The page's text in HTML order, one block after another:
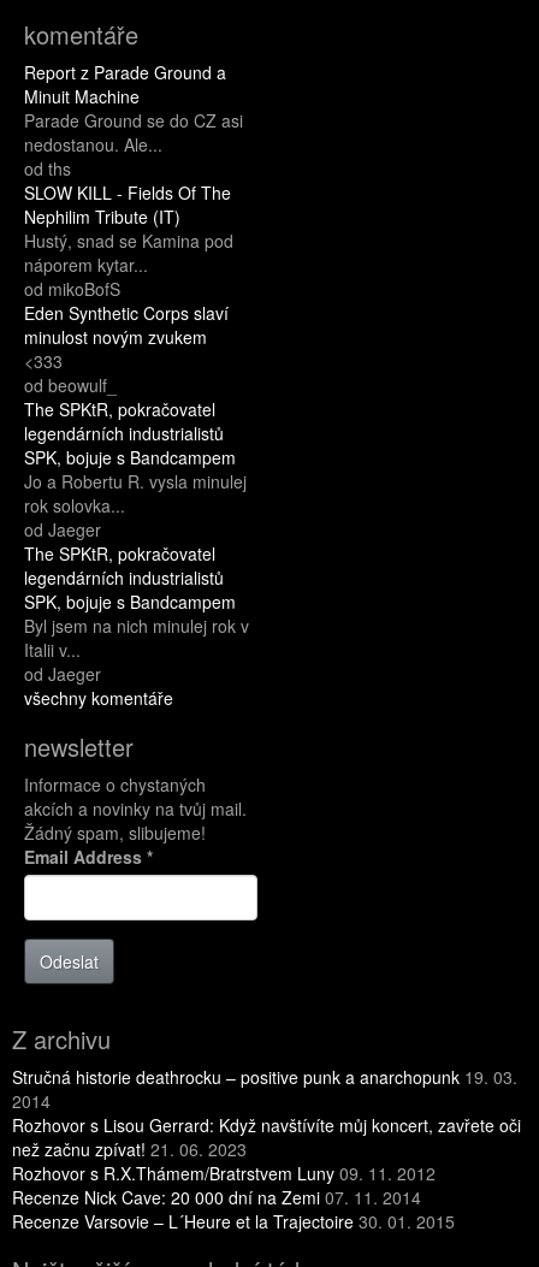
komentáře
Report z Parade Ground a
Minuit Machine
Parade Ground se do CZ asi
nedostanou. Ale...
od ths
SLOW KILL - Fields Of The
Nephilim Tribute (IT)
Hustý, snad se Kamina pod
náporem kytar...
od mikoBofS
Eden Synthetic Corps slaví
minulost novým zvukem
<333
od beowulf_
The SPKtR, pokračovatel
legendárních industrialistů
SPK, bojuje s Bandcampem
Jo a Robertu R. vysla minulej
rok solovka...
od Jaeger
The SPKtR, pokračovatel
legendárních industrialistů
SPK, bojuje s Bandcampem
Byl jsem na nich minulej rok v
Italii v...
od Jaeger
všechny komentáře
newsletter
Informace o chystaných
akcích a novinky na tvůj mail.
Žádný spam, slibujeme!
Email Address *
Odeslat
Z archivu
Stručná historie deathrocku – positive punk a anarchopunk 19. 03.
2014
Rozhovor s Lisou Gerrard: Když navštívíte můj koncert, zavřete oči
než začnu zpívat! 21. 06. 2023
Rozhovor s R.X.Thámem/Bratrstvem Luny 09. 11. 2012
Recenze Nick Cave: 20 000 dní na Zemi 07. 11. 2014
Recenze Varsovie – L´Heure et la Trajectoire 30. 01. 2015